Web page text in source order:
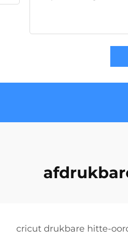
cricut drukbare hitte-